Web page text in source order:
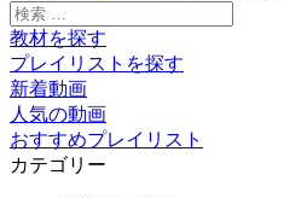
検
索:
教材を探す
プレイリストを探す
新着動画
人気の動画
おすすめプレイリスト
カテゴリー